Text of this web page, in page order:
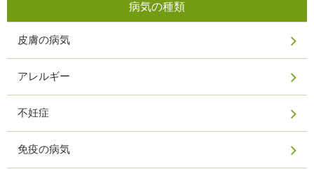
病気の種類
皮膚の病気
アレルギー
不妊症
免疫の病気